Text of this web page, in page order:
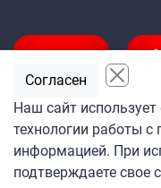
Подпишитесь
на ежедневную
Наш сайт
технологии работы с
информацией. При
подтверждаете свое
Согласен